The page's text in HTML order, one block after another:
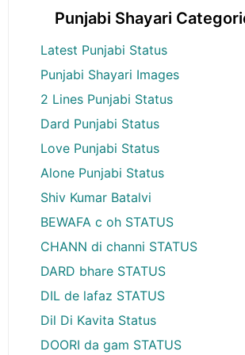
Punjabi Shayari
Latest Punjabi Status
Punjabi Shayari Images
2 Lines Punjabi Status
Dard Punjabi Status
Love Punjabi Status
Alone Punjabi Status
Shiv Kumar Batalvi
BEWAFA c oh STATUS
CHANN di channi STATUS
DARD bhare STATUS
DIL de lafaz STATUS
Dil Di Kavita Status
DOORI da gam STATUS